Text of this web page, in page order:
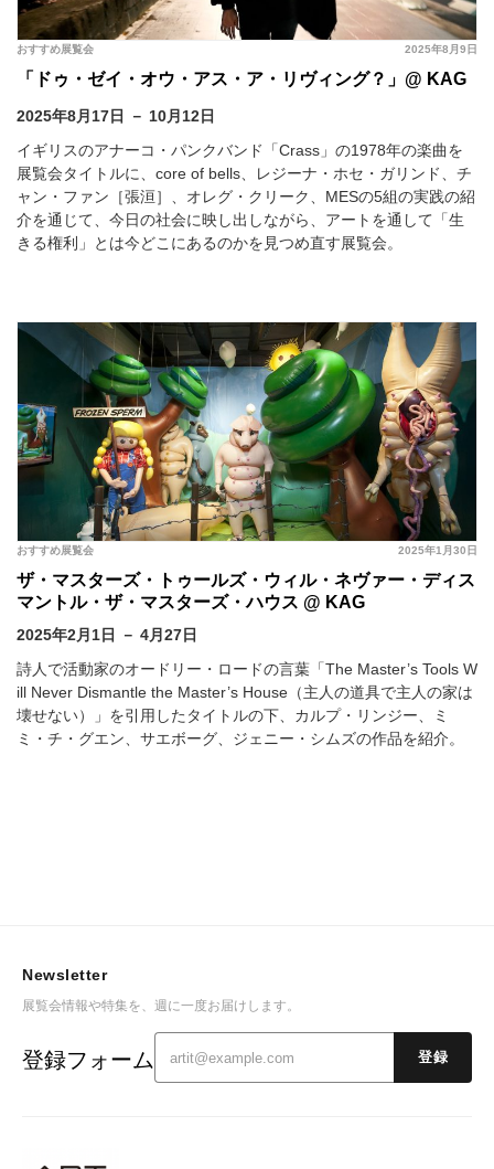
2025年8月9日
おすすめ展覧会
「ドゥ・ゼイ・オウ・アス・ア・リヴィング？」@ KAG
2025年8月17日 － 10月12日
イギリスのアナーコ・パンクバンド「Crass」の1978年の楽曲を
展覧会タイトルに、core of bells、レジーナ・ホセ・ガリンド、チ
ャン・ファン［張洹］、オレグ・クリーク、MESの5組の実践の紹
介を通じて、今日の社会に映し出しながら、アートを通して「生
きる権利」とは今どこにあるのかを見つめ直す展覧会。
2025年1月30日
おすすめ展覧会
ザ・マスターズ・トゥールズ・ウィル・ネヴァー・ディス
マントル・ザ・マスターズ・ハウス @ KAG
2025年2月1日 － 4月27日
詩人で活動家のオードリー・ロードの言葉「The Master’s Tools W
ill Never Dismantle the Master’s House（主人の道具で主人の家は
壊せない）」を引用したタイトルの下、カルプ・リンジー、ミ
ミ・チ・グエン、サエボーグ、ジェニー・シムズの作品を紹介。
Newsletter
展覧会情報や特集を、週に一度お届けします。
登録フォーム 登録